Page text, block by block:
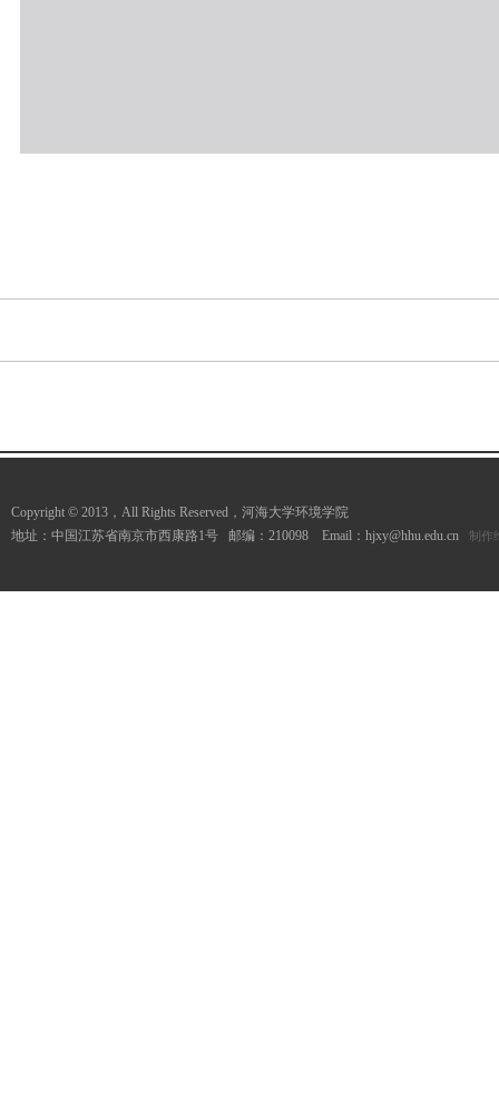
Copyright © 2013，All Rights Reserved，河海大学环境学院
地址：中国江苏省南京市西康路1号 邮编：210098 Email：hjxy@hhu.edu.cn 制作